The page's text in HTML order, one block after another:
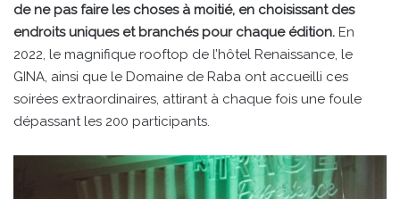
de ne pas faire les choses à moitié, en choisissant des
endroits uniques et branchés pour chaque édition. En
2022, le magnifique rooftop de l’hôtel Renaissance, le
GINA, ainsi que le Domaine de Raba ont accueilli ces
soirées extraordinaires, attirant à chaque fois une foule
dépassant les 200 participants.